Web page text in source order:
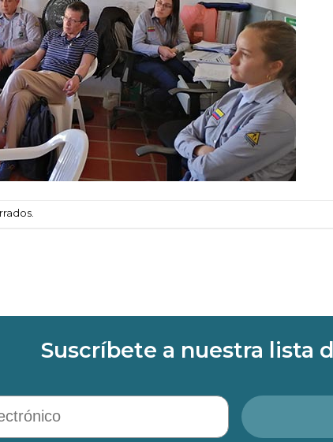
Suscríbete a nuestra lista